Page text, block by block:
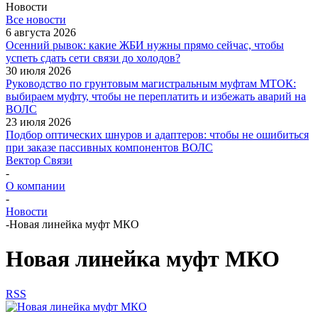
Новости
Все новости
6 августа 2026
Осенний рывок: какие ЖБИ нужны прямо сейчас, чтобы
успеть сдать сети связи до холодов?
30 июля 2026
Руководство по грунтовым магистральным муфтам МТОК:
выбираем муфту, чтобы не переплатить и избежать аварий на
ВОЛС
23 июля 2026
Подбор оптических шнуров и адаптеров: чтобы не ошибиться
при заказе пассивных компонентов ВОЛС
Вектор Связи
-
О компании
-
Новости
-Новая линейка муфт МКО
Новая линейка муфт МКО
RSS